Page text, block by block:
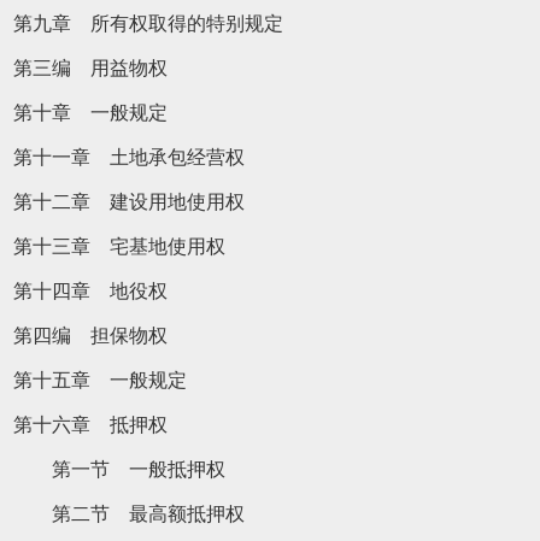
第九章 所有权取得的特别规定
第三编 用益物权
第十章 一般规定
第十一章 土地承包经营权
第十二章 建设用地使用权
第十三章 宅基地使用权
第十四章 地役权
第四编 担保物权
第十五章 一般规定
第十六章 抵押权
第一节 一般抵押权
第二节 最高额抵押权